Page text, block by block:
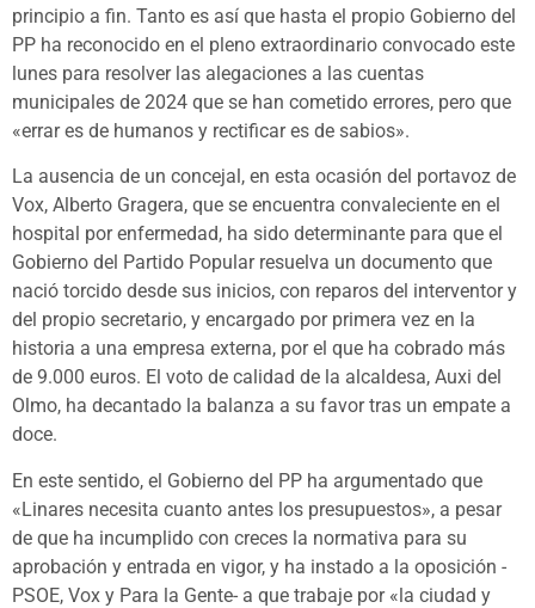
principio a fin. Tanto es así que hasta el propio Gobierno del
PP ha reconocido en el pleno extraordinario convocado este
lunes para resolver las alegaciones a las cuentas
municipales de 2024 que se han cometido errores, pero que
«errar es de humanos y rectificar es de sabios».
La ausencia de un concejal, en esta ocasión del portavoz de
Vox, Alberto Gragera, que se encuentra convaleciente en el
hospital por enfermedad, ha sido determinante para que el
Gobierno del Partido Popular resuelva un documento que
nació torcido desde sus inicios, con reparos del interventor y
del propio secretario, y encargado por primera vez en la
historia a una empresa externa, por el que ha cobrado más
de 9.000 euros. El voto de calidad de la alcaldesa, Auxi del
Olmo, ha decantado la balanza a su favor tras un empate a
doce.
En este sentido, el Gobierno del PP ha argumentado que
«Linares necesita cuanto antes los presupuestos», a pesar
de que ha incumplido con creces la normativa para su
aprobación y entrada en vigor, y ha instado a la oposición -
PSOE, Vox y Para la Gente- a que trabaje por «la ciudad y